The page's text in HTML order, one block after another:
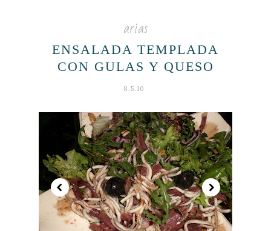
arias
ENSALADA TEMPLADA
CON GULAS Y QUESO
8.5.10